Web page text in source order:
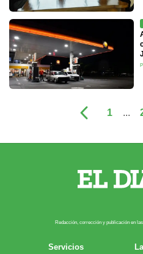
1 ...
Redacción, corrección y publicación en
Servicios